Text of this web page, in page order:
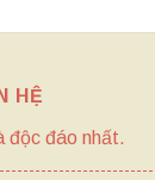
HỆ
độc đáo nhất.